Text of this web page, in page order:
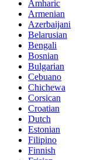
Amharic
Armenian
Azerbaijani
Belarusian
Bengali
Bosnian
Bulgarian
Cebuano
Chichewa
Corsican
Croatian
Dutch
Estonian
Filipino
Finnish